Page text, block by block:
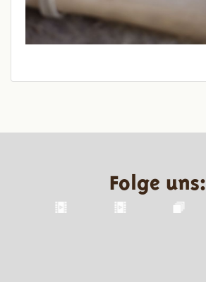
Folge uns: